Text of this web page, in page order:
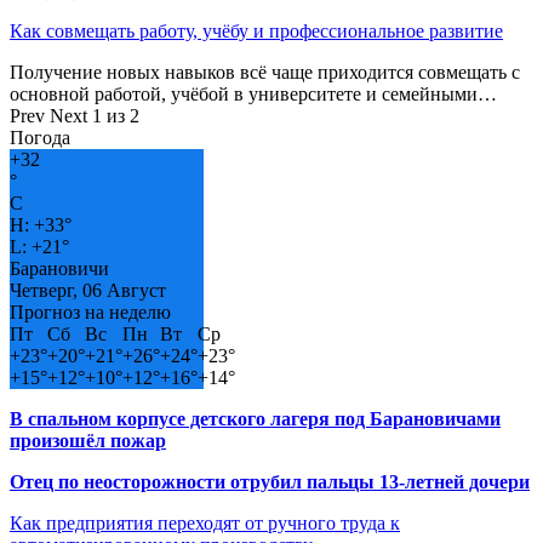
Как совмещать работу, учёбу и профессиональное развитие
Получение новых навыков всё чаще приходится совмещать с
основной работой, учёбой в университете и семейными…
Prev Next 1 из 2
Погода
+32
°
C
H: +33°
L: +21°
Барановичи
Четверг, 06 Август
Прогноз на неделю
Пт
Сб Вс Пн Вт
Ср
+23°+20°+21°+26°+24°+23°
+15°+12°+10°+12°+16°+14°
В спальном корпусе детского лагеря под Барановичами
произошёл пожар
Отец по неосторожности отрубил пальцы 13-летней дочери
Как предприятия переходят от ручного труда к